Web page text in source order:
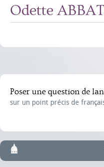
Odette
Poser une question de
sur un point précis de